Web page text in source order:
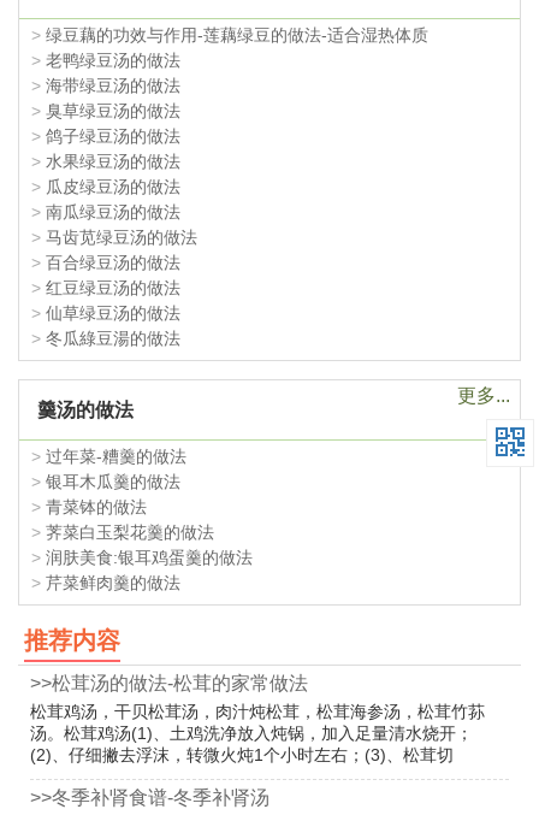
> 绿豆藕的功效与作用-莲藕绿豆的做法-适合湿热体质
> 老鸭绿豆汤的做法
> 海带绿豆汤的做法
> 臭草绿豆汤的做法
> 鸽子绿豆汤的做法
> 水果绿豆汤的做法
> 瓜皮绿豆汤的做法
> 南瓜绿豆汤的做法
> 马齿苋绿豆汤的做法
> 百合绿豆汤的做法
> 红豆绿豆汤的做法
> 仙草绿豆汤的做法
> 冬瓜綠豆湯的做法
羹汤的做法
更多...
> 过年菜-糟羹的做法
> 银耳木瓜羹的做法
> 青菜钵的做法
> 荠菜白玉梨花羹的做法
> 润肤美食:银耳鸡蛋羹的做法
> 芹菜鲜肉羹的做法
推荐内容
>>松茸汤的做法-松茸的家常做法
松茸鸡汤，干贝松茸汤，肉汁炖松茸，松茸海参汤，松茸竹荪
汤。松茸鸡汤(1)、土鸡洗净放入炖锅，加入足量清水烧开；
(2)、仔细撇去浮沫，转微火炖1个小时左右；(3)、松茸切
>>冬季补肾食谱-冬季补肾汤